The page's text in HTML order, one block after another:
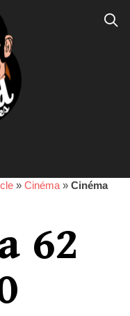
» Cinéma » Cinéma
62